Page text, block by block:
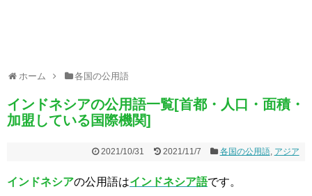
ホーム 各国の公用語
インドネシアの公用語一覧[首都・人口・面積・
加盟している国際機関]
2021/10/31 2021/11/7 各国の公用語, アジア
インドネシアの公用語はインドネシア語です。